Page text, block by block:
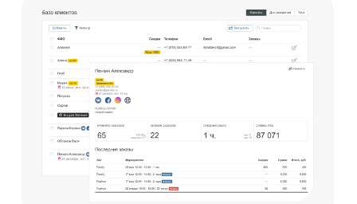
Все права защищены.
Политика конфиденциальности
Договор-оферта
Оферта регулярных платежей
AppEvent внесена в реестр отечественного ПО
Реестровая запись №16071 от 23.12.2022